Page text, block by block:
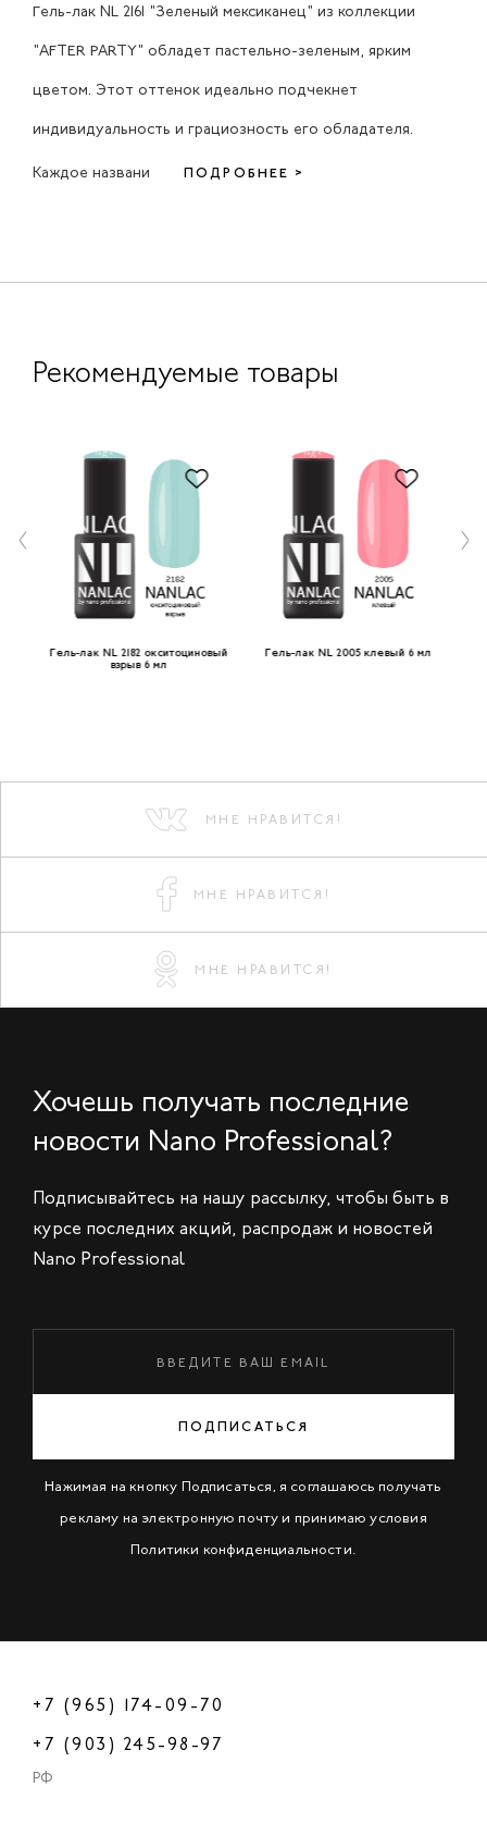
Гель-лак NL 2161 "Зеленый мексиканец" из коллекции
"AFTER PARTY" обладет пастельно-зеленым, ярким
цветом. Этот оттенок идеально подчекнет
индивидуальность и грациозность его обладателя.
Каждое названи ПОДРОБНЕЕ >
Рекомендуемые товары
Гель-лак NL 2182 окситоциновый
взрыв 6 мл
Гель-лак NL 2005 клевый 6 мл
МНЕ НРАВИТСЯ!
МНЕ НРАВИТСЯ!
МНЕ НРАВИТСЯ!
Хочешь получать последние
новости Nano Professional?
Подписывайтесь на нашу рассылку, чтобы быть в
курсе последних акций, распродаж и новостей
Nano Professional
ПОДПИСАТЬСЯ
Нажимая на кнопку Подписаться, я соглашаюсь получать
рекламу на электронную почту и принимаю условия
Политики конфиденциальности.
+7 (965) 174-09-70
+7 (903) 245-98-97
РФ